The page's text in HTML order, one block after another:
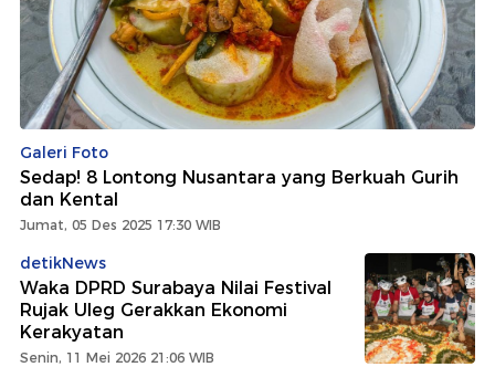
Galeri Foto
Sedap! 8 Lontong Nusantara yang Berkuah Gurih
dan Kental
Jumat, 05 Des 2025 17:30 WIB
detikNews
Waka DPRD Surabaya Nilai Festival
Rujak Uleg Gerakkan Ekonomi
Kerakyatan
Senin, 11 Mei 2026 21:06 WIB